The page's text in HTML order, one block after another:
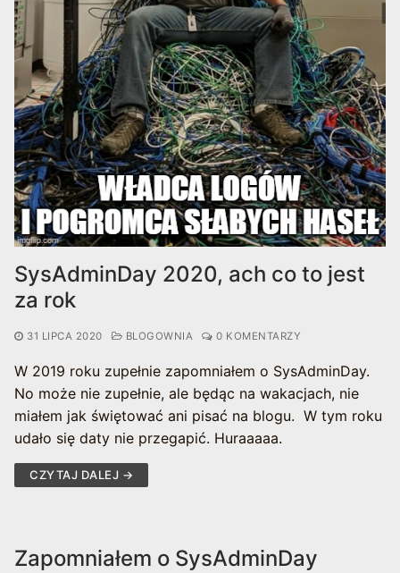
SysAdminDay 2020, ach co to jest
za rok
31 LIPCA 2020 BLOGOWNIA 0 KOMENTARZY
W 2019 roku zupełnie zapomniałem o SysAdminDay.
No może nie zupełnie, ale będąc na wakacjach, nie
miałem jak świętować ani pisać na blogu. W tym roku
udało się daty nie przegapić. Huraaaaa.
CZYTAJ DALEJ →
Zapomniałem o SysAdminDay